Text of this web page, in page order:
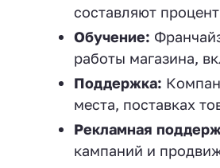
составляют
Обучение:
работы магазина,
Поддержка:
места, поставках
Рекламная
кампаний и